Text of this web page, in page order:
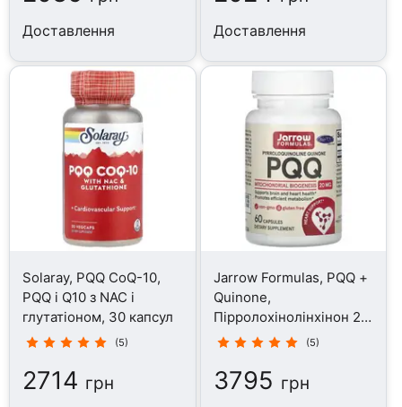
Доставлення Доставлення
Solaray, PQQ CoQ-10,
PQQ і Q10 з NAC і
глутатіоном, 30 капсул
(5)
2714 грн
Jarrow Formulas, PQQ +
Quinone,
Пірролохінолінхінон 20
мг, 60 капсул
(5)
3795 грн